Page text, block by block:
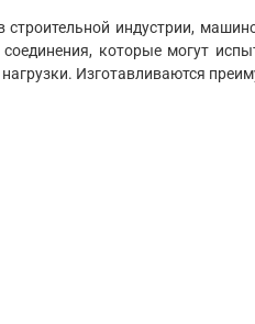
индустрии,
которые могут
Изготавливаются